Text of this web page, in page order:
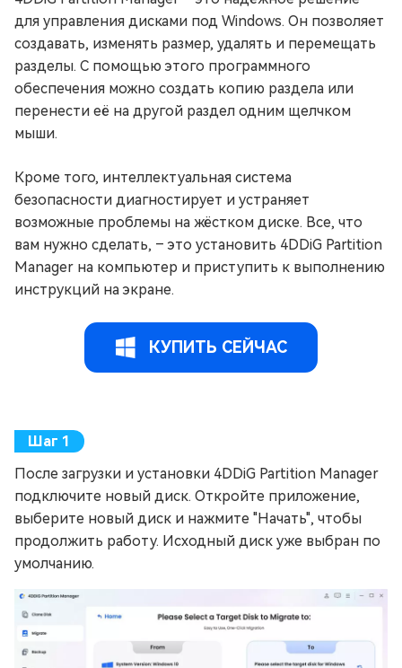
для управления дисками под Windows. Он позволяет
создавать, изменять размер, удалять и перемещать
разделы. С помощью этого программного
обеспечения можно создать копию раздела или
перенести её на другой раздел одним щелчком
мыши.
Кроме того, интеллектуальная система
безопасности диагностирует и устраняет
возможные проблемы на жёстком диске. Все, что
вам нужно сделать, – это установить 4DDiG Partition
Manager на компьютер и приступить к выполнению
инструкций на экране.
КУПИТЬ СЕЙЧАС
После загрузки и установки 4DDiG Partition Manager
подключите новый диск. Откройте приложение,
выберите новый диск и нажмите "Начать", чтобы
продолжить работу. Исходный диск уже выбран по
умолчанию.